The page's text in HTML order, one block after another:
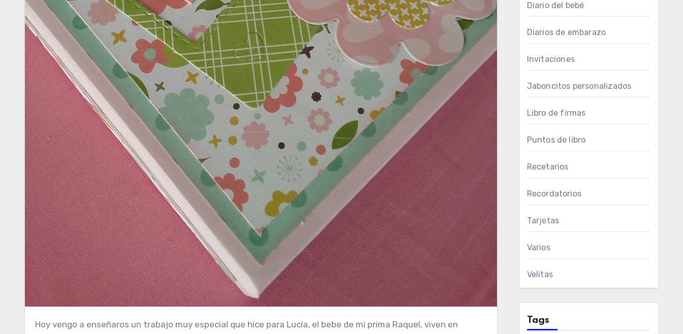
Hoy vengo a enseñaros un trabajo muy especial que hice para Lucía, el bebe de mi prima Raquel, viven en
Diario del bebé
Diarios de embarazo
Invitaciones
Jaboncitos personalizados
Libro de firmas
Puntos de libro
Recetarios
Recordatorios
Tarjetas
Varios
Velitas
Tags